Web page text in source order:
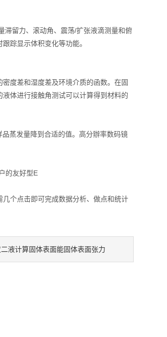
滞留力、滚动角、震荡/扩张液滴测量和俯
踪显示体积变化等功能。
度差和湿度差及环境介质的函数。在固
体进行接触角测试可以计算得到材料的
蒸发量降到合适的值。高分辦率数码镜
的友好型E
个点击即可完成数据分析、做点和统计
液计算固体表面能固体表面张力